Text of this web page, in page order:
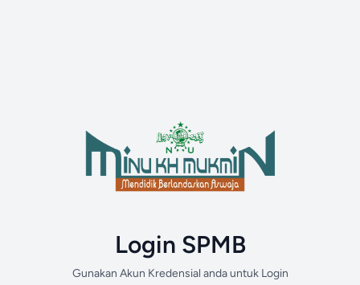
Login SPMB
Gunakan Akun Kredensial anda untuk Login